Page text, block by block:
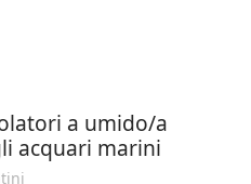
a umido/a
acquari marini